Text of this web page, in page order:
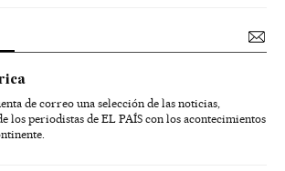
de correo una selección de las noticias,
los periodistas de EL PAÍS con los acontecimientos